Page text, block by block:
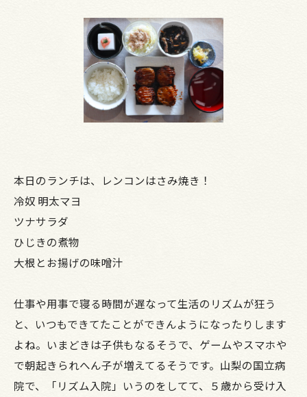
本日のランチは、レンコンはさみ焼き！
冷奴 明太マヨ
ツナサラダ
ひじきの煮物
大根とお揚げの味噌汁
仕事や用事で寝る時間が遅なって生活のリズムが狂う
と、いつもできてたことができんようになったりします
よね。いまどきは子供もなるそうで、ゲームやスマホや
で朝起きられへん子が増えてるそうです。山梨の国立病
院で、「リズム入院」いうのをしてて、５歳から受け入